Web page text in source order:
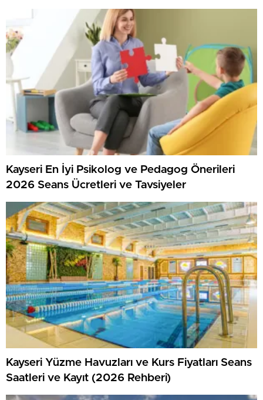
Kayseri En İyi Psikolog ve Pedagog Önerileri
2026 Seans Ücretleri ve Tavsiyeler
Kayseri Yüzme Havuzları ve Kurs Fiyatları Seans
Saatleri ve Kayıt (2026 Rehberi)